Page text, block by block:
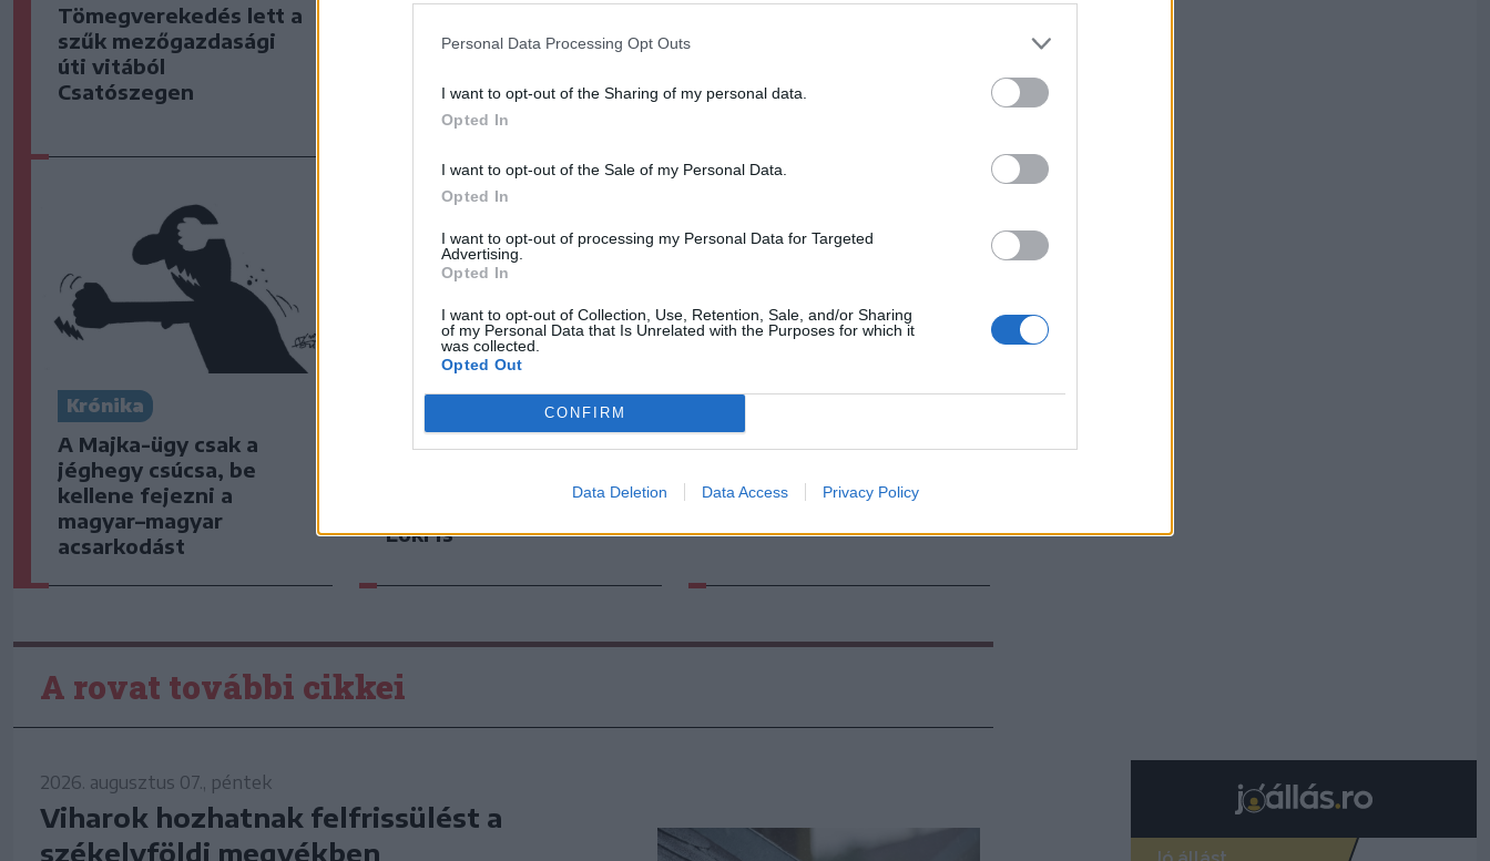
Personal Data Processing Opt Outs
I want to opt-out of the Sharing of my personal data.
Opted In
I want to opt-out of the Sale of my Personal Data.
Opted In
I want to opt-out of processing my Personal Data for Targeted
Advertising.
Opted In
I want to opt-out of Collection, Use, Retention, Sale, and/or Sharing
of my Personal Data that Is Unrelated with the Purposes for which it
was collected.
Opted Out
CONFIRM
Data Deletion Data Access Privacy Policy
Tömegverekedés lett a
szűk mezőgazdasági
úti vitából
Csatószegen
halász, akiket
Maros partján –
frissítve
meghívót sürgetnek
Krónika
A Majka-ügy csak a
jéghegy csúcsa, be
kellene fejezni a
magyar–magyar
acsarkodást
Nagy pofonba szaladt
belé a Kolozsvári CFR,
Loki is
Sándor Ella: Na, indíts,
s menjünk!
A rovat további cikkei
2026. augusztus 07., péntek
Viharok hozhatnak felfrissülést a
székelyföldi megyékben